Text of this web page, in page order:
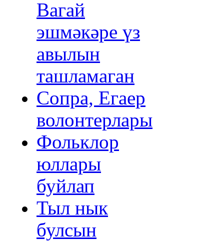
Вагай
эшмәкәре үз
авылын
ташламаган
Сопра, Егаер
волонтерлары
Фольклор
юллары
буйлап
Тыл нык
булсын